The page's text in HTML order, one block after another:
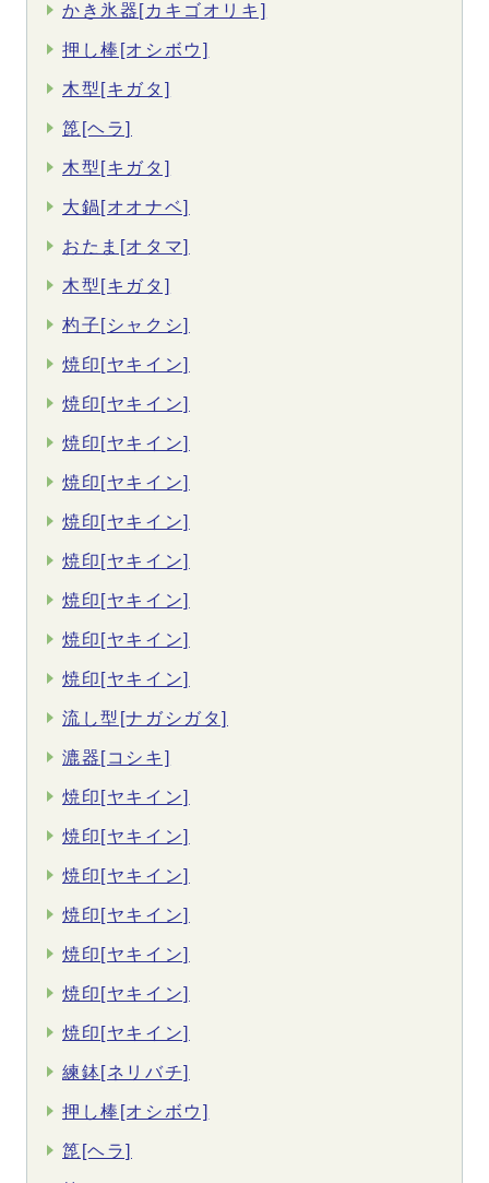
かき氷器[カキゴオリキ]
押し棒[オシボウ]
木型[キガタ]
箆[ヘラ]
木型[キガタ]
大鍋[オオナベ]
おたま[オタマ]
木型[キガタ]
杓子[シャクシ]
焼印[ヤキイン]
焼印[ヤキイン]
焼印[ヤキイン]
焼印[ヤキイン]
焼印[ヤキイン]
焼印[ヤキイン]
焼印[ヤキイン]
焼印[ヤキイン]
焼印[ヤキイン]
流し型[ナガシガタ]
漉器[コシキ]
焼印[ヤキイン]
焼印[ヤキイン]
焼印[ヤキイン]
焼印[ヤキイン]
焼印[ヤキイン]
焼印[ヤキイン]
焼印[ヤキイン]
練鉢[ネリバチ]
押し棒[オシボウ]
箆[ヘラ]